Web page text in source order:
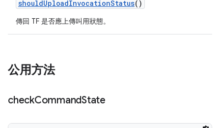
shouldUploadInvocationStatus()
傳回 TF 是否應上傳叫用狀態。
公用方法
checkCommandState